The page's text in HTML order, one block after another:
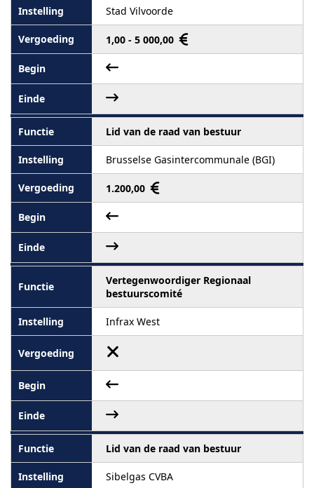
Stad Vilvoorde
1,00 - 5 000,00
Lid van de raad van bestuur
Brusselse Gasintercommunale (BGI)
1.200,00
Vertegenwoordiger Regionaal
bestuurscomité
Infrax West
Lid van de raad van bestuur
Sibelgas CVBA